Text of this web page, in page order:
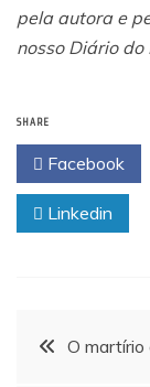
pela autora e
nosso Diário do
SHARE
Facebook
Linkedin
O martírio